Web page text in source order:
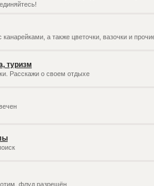
канарейками, а также цветочки, вазочки и
туризм
Расскажи о своем отдыхе
флуд разрешён